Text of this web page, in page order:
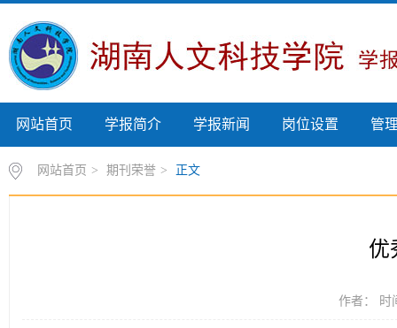
网站首页 学报简介 学报新闻 岗位设置 管
网站首页 > 期刊荣誉 > 正文
优
作者： 时